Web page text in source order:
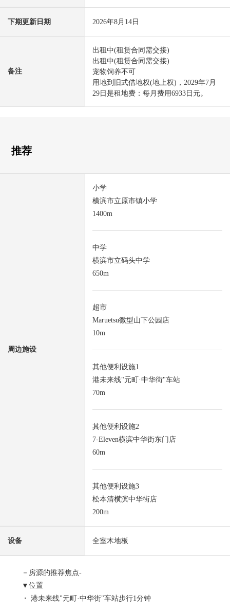
下期更新日期 2026年8月14日
备注
出租中(租赁合同需交接)
出租中(租赁合同需交接)
宠物饲养不可
用地到旧式借地权(地上权)，2029年7月
29日是租地费：每月费用6933日元。
推荐
周边施设
小学
横滨市立原市镇小学
1400m
中学
横滨市立码头中学
650m
超市
Maruetsu微型山下公园店
10m
其他便利设施1
港未来线"元町·中华街"车站
70m
其他便利设施2
7-Eleven横滨中华街东门店
60m
其他便利设施3
松本清横滨中华街店
200m
设备 全室木地板
－房源的推荐焦点-
▼位置
・ 港未来线"元町·中华街"车站步行1分钟